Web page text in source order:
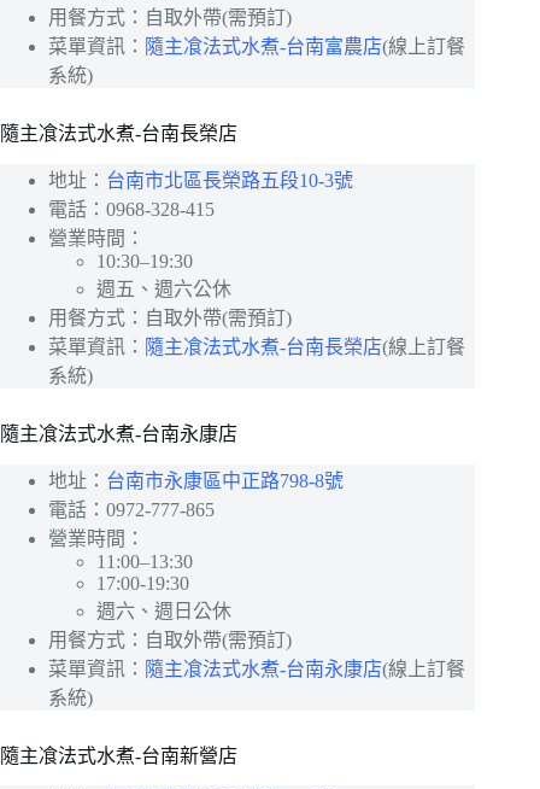
用餐方式：自取外帶(需預訂)
菜單資訊： 隨主飡法式水煮-台南富農店(線上訂餐
系統)
隨主飡法式水煮-台南長榮店
地址： 台南市北區長榮路五段10-3號
電話：0968-328-415
營業時間：
10:30–19:30
週五、週六公休
用餐方式：自取外帶(需預訂)
菜單資訊： 隨主飡法式水煮-台南長榮店(線上訂餐
系統)
隨主飡法式水煮-台南永康店
地址： 台南市永康區中正路798-8號
電話：0972-777-865
營業時間：
11:00–13:30
17:00-19:30
週六、週日公休
用餐方式：自取外帶(需預訂)
菜單資訊： 隨主飡法式水煮-台南永康店(線上訂餐
系統)
隨主飡法式水煮-台南新營店